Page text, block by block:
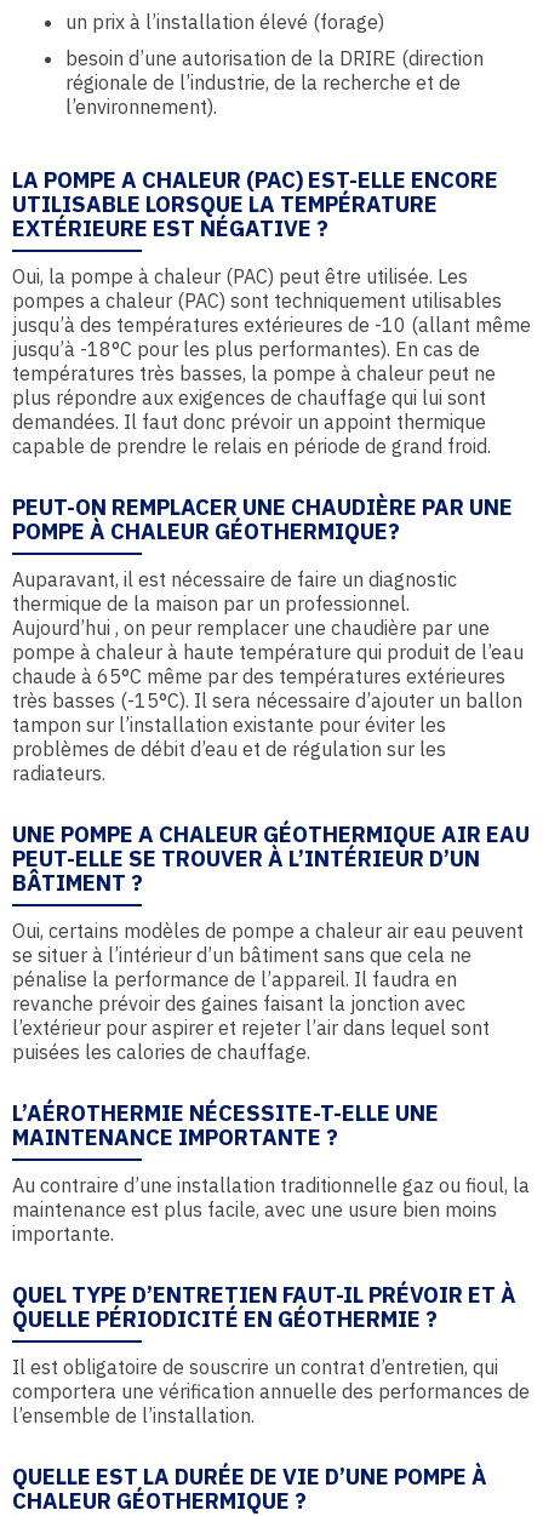
un prix à l’installation élevé (forage)
besoin d’une autorisation de la DRIRE (direction
régionale de l’industrie, de la recherche et de
l’environnement).
LA POMPE A CHALEUR (PAC) EST-ELLE ENCORE
UTILISABLE LORSQUE LA TEMPÉRATURE
EXTÉRIEURE EST NÉGATIVE ?
Oui, la pompe à chaleur (PAC) peut être utilisée. Les
pompes a chaleur (PAC) sont techniquement utilisables
jusqu’à des températures extérieures de -10 (allant même
jusqu’à -18°C pour les plus performantes). En cas de
températures très basses, la pompe à chaleur peut ne
plus répondre aux exigences de chauffage qui lui sont
demandées. Il faut donc prévoir un appoint thermique
capable de prendre le relais en période de grand froid.
PEUT-ON REMPLACER UNE CHAUDIÈRE PAR UNE
POMPE À CHALEUR GÉOTHERMIQUE?
Auparavant, il est nécessaire de faire un diagnostic
thermique de la maison par un professionnel.
Aujourd’hui , on peur remplacer une chaudière par une
pompe à chaleur à haute température qui produit de l’eau
chaude à 65°C même par des températures extérieures
très basses (-15°C). Il sera nécessaire d’ajouter un ballon
tampon sur l’installation existante pour éviter les
problèmes de débit d’eau et de régulation sur les
radiateurs.
UNE POMPE A CHALEUR GÉOTHERMIQUE AIR EAU
PEUT-ELLE SE TROUVER À L’INTÉRIEUR D’UN
BÂTIMENT ?
Oui, certains modèles de pompe a chaleur air eau peuvent
se situer à l’intérieur d’un bâtiment sans que cela ne
pénalise la performance de l’appareil. Il faudra en
revanche prévoir des gaines faisant la jonction avec
l’extérieur pour aspirer et rejeter l’air dans lequel sont
puisées les calories de chauffage.
L’AÉROTHERMIE NÉCESSITE-T-ELLE UNE
MAINTENANCE IMPORTANTE ?
Au contraire d’une installation traditionnelle gaz ou fioul, la
maintenance est plus facile, avec une usure bien moins
importante.
QUEL TYPE D’ENTRETIEN FAUT-IL PRÉVOIR ET À
QUELLE PÉRIODICITÉ EN GÉOTHERMIE ?
Il est obligatoire de souscrire un contrat d’entretien, qui
comportera une vérification annuelle des performances de
l’ensemble de l’installation.
QUELLE EST LA DURÉE DE VIE D’UNE POMPE À
CHALEUR GÉOTHERMIQUE ?